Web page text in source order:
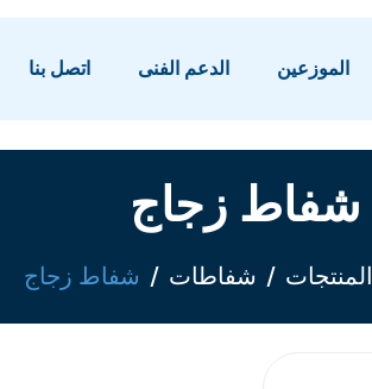
الموزعين الدعم الفنى اتصل بنا
شفاط زجاج
المنتجات شفاطات شفاط زجاج